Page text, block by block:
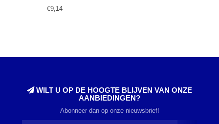
€9,14
WILT U OP DE HOOGTE BLIJVEN VAN ONZE
AANBIEDINGEN?
Abonneer dan op onze nieuwsbrief!